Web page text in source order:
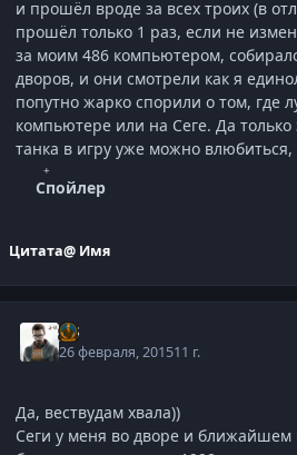
и прошёл вроде за всех троих (в
прошёл только 1 раз, если не
за моим 486 компьютером,
дворов, и они смотрели как я
попутно жарко спорили о том, где
компьютере или на Сеге. Да только
танка в игру уже можно
Спойлер
Цитата@ Имя
j-G
26 февраля, 201511 г.
Да, вествудам хвала))
Сеги у меня во дворе и ближайшем